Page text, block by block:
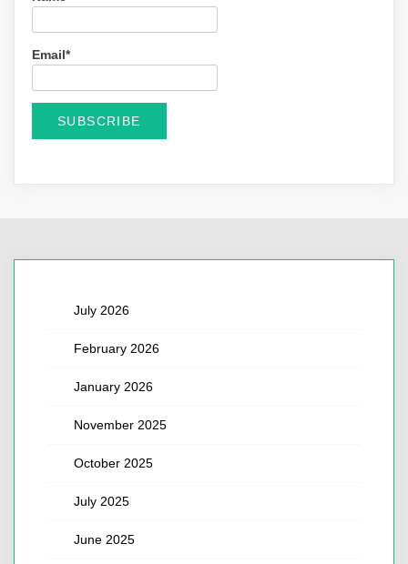
Email*
July 2026
February 2026
January 2026
November 2025
October 2025
July 2025
June 2025